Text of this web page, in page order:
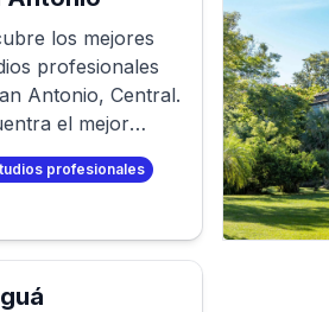
los mejores
profesionales
Antonio, Central.
el mejor
para tu sesión
profesional. O
fotos
en
profesionales